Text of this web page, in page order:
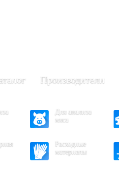
Производители
Для анализа
мяса
Расходные
материалы